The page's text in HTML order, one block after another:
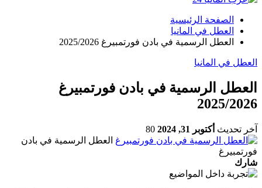
الصفحة الرئيسية
العطل في المانيا
العطل الرسمية في بادن فورتمبيرغ 2025/2026
العطل في المانيا
العطل الرسمية في بادن فورتمبيرغ
2025/2026
آخر تحديث أكتوبر 31, 2024
80
العطل الرسمية في بادن
فورتمبيرغ
شارك